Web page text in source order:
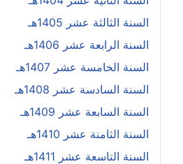
السنة الثالثة عشر 1405هـ
السنة الرابعة عشر 1406هـ
السنة الخامسة عشر 1407هـ
السنة السادسة عشر 1408هـ
السنة السابعة عشر 1409هـ
السنة الثامنة عشر 1410هـ
السنة التاسعة عشر 1411هـ